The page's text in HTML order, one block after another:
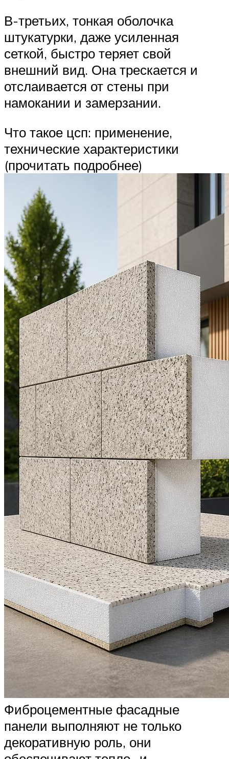
В-третьих, тонкая оболочка
штукатурки, даже усиленная
сеткой, быстро теряет свой
внешний вид. Она трескается и
отслаивается от стены при
намокании и замерзании.
Что такое цсп: применение,
технические характеристики
(прочитать подробнее)
Фиброцементные фасадные
панели выполняют не только
декоративную роль, они